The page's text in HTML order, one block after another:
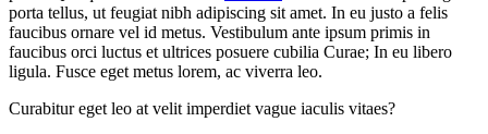
porta tellus, ut feugiat nibh adipiscing sit amet. In eu justo a felis
faucibus ornare vel id metus. Vestibulum ante ipsum primis in
faucibus orci luctus et ultrices posuere cubilia Curae; In eu libero
ligula. Fusce eget metus lorem, ac viverra leo.
Curabitur eget leo at velit imperdiet vague iaculis vitaes?